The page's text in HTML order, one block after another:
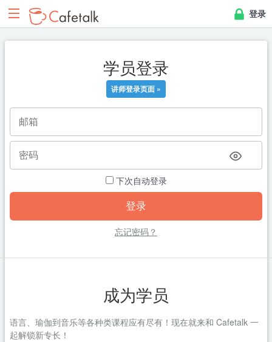
登录
学员登录
讲师登录页面 »
下次自动登录
忘记密码？
成为学员
语言、瑜伽到音乐等各种类课程应有尽有！现在就来和 Cafetalk 一
起解锁新专长！